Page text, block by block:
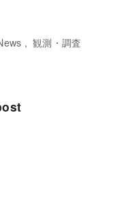
観測・調査